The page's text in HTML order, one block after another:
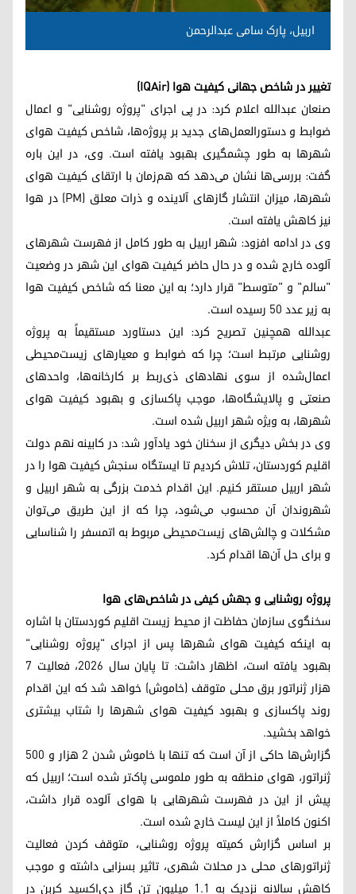
اربیل، پارک سامی عبدالرحمن
تغییر در شاخص جهانی کیفیت هوا (IQAir)
صنعان عبدالله اعلام کرد: در پی اجرای "پروژه روشنایی" و اعمال
ضوابط و دستورالعمل‌های جدید بر پروژه‌ها، شاخص کیفیت هوای
شهرها به طور چشمگیری بهبود یافته است. وی، در این باره
گفت: بررسی‌ها نشان می‌دهد که هم‌زمان با ارتقای کیفیت هوای
شهرها، میزان انتشار گازهای آلاینده و ذرات معلق (PM) در هوا
نیز کاهش یافته است.
وی در ادامه افزود: شهر اربیل به طور کامل از فهرست شهرهای
آلوده خارج شده و در حال حاضر کیفیت هوای این شهر در وضعیت
"سالم" و "متوسط" قرار دارد؛ به این معنا که شاخص کیفیت هوا
به زیر عدد ۵۰ رسیده است.
عبدالله همچنین تصریح کرد: این دستاورد مستقیماً به پروژه
روشنایی مرتبط است؛ چرا که ضوابط و معیارهای زیست‌محیطی
اعمال‌شده از سوی نهادهای ذی‌ربط بر کارخانه‌ها، واحدهای
صنعتی و پالایشگاه‌ها، موجب پاکسازی و بهبود کیفیت هوای
شهرها، به ویژه شهر اربیل شده است.
وی در بخش دیگری از سخنان خود یادآور شد: در کابینه نهم دولت
اقلیم کوردستان، تلاش کردیم تا ایستگاه سنجش کیفیت هوا را در
شهر اربیل مستقر کنیم. این اقدام خدمت بزرگی به شهر اربیل و
شهروندان آن محسوب می‌شود، چرا که از این طریق می‌توان
مشکلات و چالش‌های زیست‌محیطی مربوط به اتمسفر را شناسایی
و برای حل آن‌ها اقدام کرد.
پروژه روشنایی و جهش کیفی در شاخص‌های هوا
سخنگوی سازمان حفاظت از محیط زیست اقلیم کوردستان با اشاره
به اینکه کیفیت هوای شهرها پس از اجرای "پروژه روشنایی"
بهبود یافته است، اظهار داشت: تا پایان سال ۲۰۲۶، فعالیت ۷
هزار ژنراتور برق محلی متوقف (خاموش) خواهد شد که این اقدام
روند پاکسازی و بهبود کیفیت هوای شهرها را شتاب بیشتری
خواهد بخشید.
گزارش‌ها حاکی از آن است که تنها با خاموش شدن ۲ هزار و ۵۰۰
ژنراتور، هوای منطقه به طور ملموسی پاک‌تر شده است؛ اربیل که
پیش از این در فهرست شهرهایی با هوای آلوده قرار داشت،
اکنون کاملاً از این لیست خارج شده است.
بر اساس گزارش کمیته پروژه روشنایی، متوقف کردن فعالیت
ژنراتورهای محلی در محلات شهری، تاثیر بسزایی داشته و موجب
کاهش سالانه نزدیک به ۱.۱ میلیون تن گاز دی‌اکسید کربن در